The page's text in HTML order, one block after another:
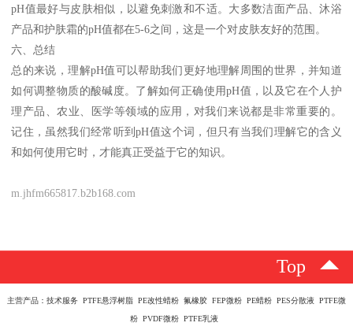
pH值最好与皮肤相似，以避免刺激和不适。大多数洁面产品、沐浴
产品和护肤霜的pH值都在5-6之间，这是一个对皮肤友好的范围。
六、总结
总的来说，理解pH值可以帮助我们更好地理解周围的世界，并知道
如何调整物质的酸碱度。了解如何正确使用pH值，以及它在个人护
理产品、农业、医学等领域的应用，对我们来说都是非常重要的。
记住，虽然我们经常听到pH值这个词，但只有当我们理解它的含义
和如何使用它时，才能真正受益于它的知识。
m.jhfm665817.b2b168.com
Top
主营产品：技术服务 PTFE悬浮树脂 PE改性蜡粉 氟橡胶 FEP微粉 PE蜡粉 PES分散液 PTFE微
粉 PVDF微粉 PTFE乳液